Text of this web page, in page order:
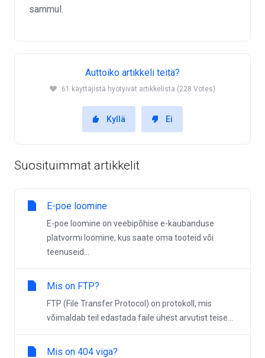
sammul.
Auttoiko artikkeli teitä?
61 käyttäjistä hyötyivät artikkelista (228 Votes)
Kyllä Ei
Suosituimmat artikkelit
E-poe loomine
E-poe loomine on veebipõhise e-kaubanduse
platvormi loomine, kus saate oma tooteid või
teenuseid...
Mis on FTP?
FTP (File Transfer Protocol) on protokoll, mis
võimaldab teil edastada faile ühest arvutist teise...
Mis on 404 viga?